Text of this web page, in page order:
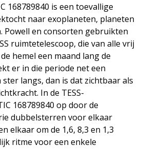
168789840 is een toevallige
naar exoplaneten, planeten
Powell en consorten gebruikten
ruimtetelescoop, die van alle vrij
hemel een maand lang de
er in die periode net een
langs, dan is dat zichtbaar als
In de TESS-
168789840 op door de
dubbelsterren voor elkaar
elkaar om de 1,6, 8,3 en 1,3
ritme voor een enkele